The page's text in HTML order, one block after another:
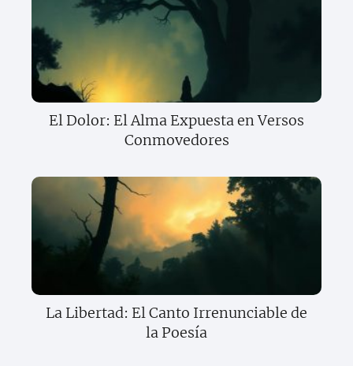
El Dolor: El Alma Expuesta en Versos
Conmovedores
La Libertad: El Canto Irrenunciable de
la Poesía